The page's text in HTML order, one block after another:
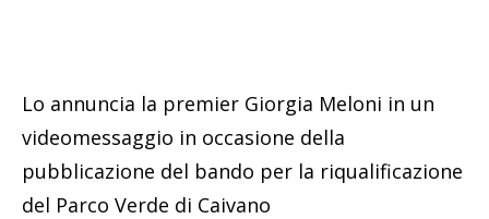
Lo annuncia la premier Giorgia Meloni in un
videomessaggio in occasione della
pubblicazione del bando per la riqualificazione
del Parco Verde di Caivano